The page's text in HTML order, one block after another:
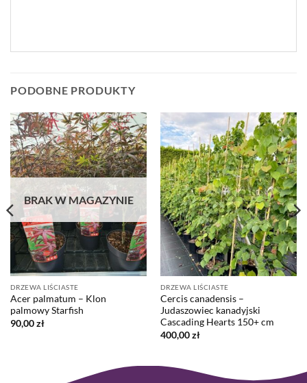
PODOBNE PRODUKTY
BRAK W MAGAZYNIE
DRZEWA LIŚCIASTE
Acer palmatum – Klon
palmowy Starfish
90,00zł
DRZEWA LIŚCIASTE
Cercis canadensis –
Judaszowiec kanadyjski
Cascading Hearts 150+ cm
400,00zł